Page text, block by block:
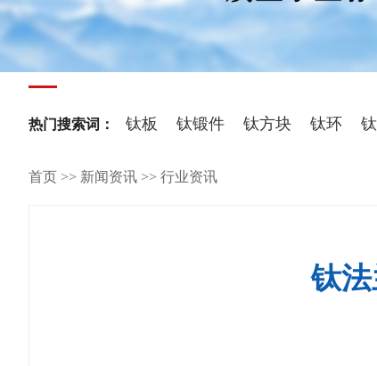
镍
热门搜索词： 钛板 钛锻件 钛方块 钛环
首页 >> 新闻资讯 >> 行业资讯
钛